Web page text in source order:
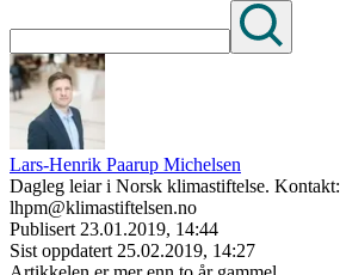
Lars-Henrik Paarup Michelsen
Dagleg leiar i Norsk klimastiftelse. Kontakt:
lhpm@klimastiftelsen.no
Publisert 23.01.2019, 14:44
Sist oppdatert 25.02.2019, 14:27